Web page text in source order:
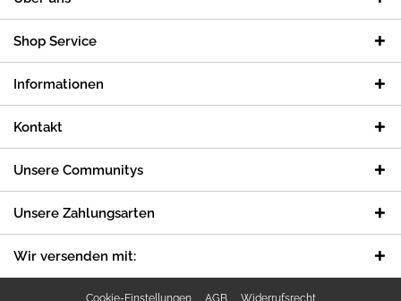
Shop Service
Informationen
Kontakt
Unsere Communitys
Unsere Zahlungsarten
Wir versenden mit:
Cookie-Einstellungen AGB Widerrufsrecht